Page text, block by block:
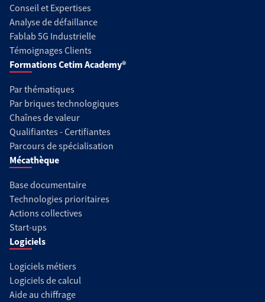
Conseil et Expertises
Analyse de défaillance
Fablab 5G Industrielle
Témoignages Clients
Formations Cetim Academy®
Par thématiques
Par briques technologiques
Chaînes de valeur
Qualifiantes - Certifiantes
Parcours de spécialisation
Mécathèque
Base documentaire
Technologies prioritaires
Actions collectives
Start-ups
Logiciels
Logiciels métiers
Logiciels de calcul
Aide au chiffrage